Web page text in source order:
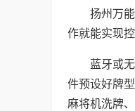
扬州万
作就能实现
蓝牙或
件预设好牌
麻将机洗牌